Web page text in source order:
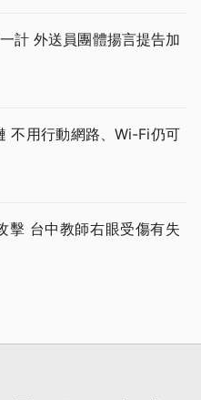
計 外送員團體揚言提告加
不用行動網路、Wi-Fi仍可
擊 台中教師右眼受傷有失